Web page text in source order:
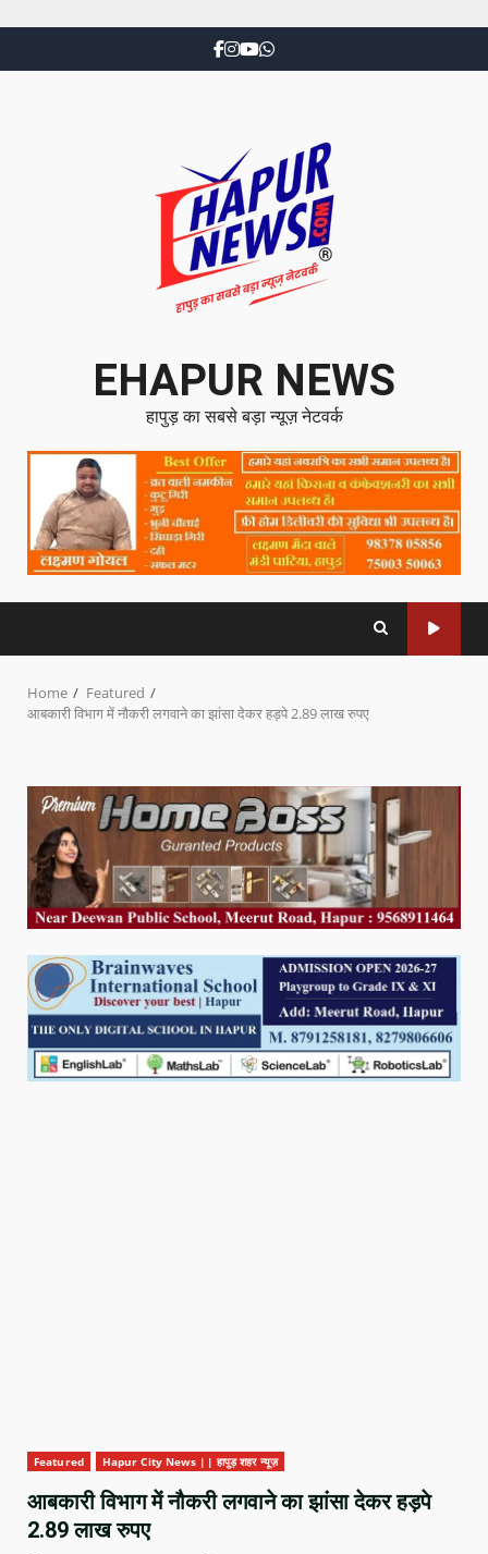
EHAPUR NEWS
हापुड़ का सबसे बड़ा न्यूज़ नेटवर्क
Home
Featured
आबकारी विभाग में नौकरी लगवाने का झांसा देकर हड़पे 2.89 लाख रुपए
Featured Hapur City News || हापुड़ शहर न्यूज़
आबकारी विभाग में नौकरी लगवाने का झांसा देकर हड़पे
2.89 लाख रुपए